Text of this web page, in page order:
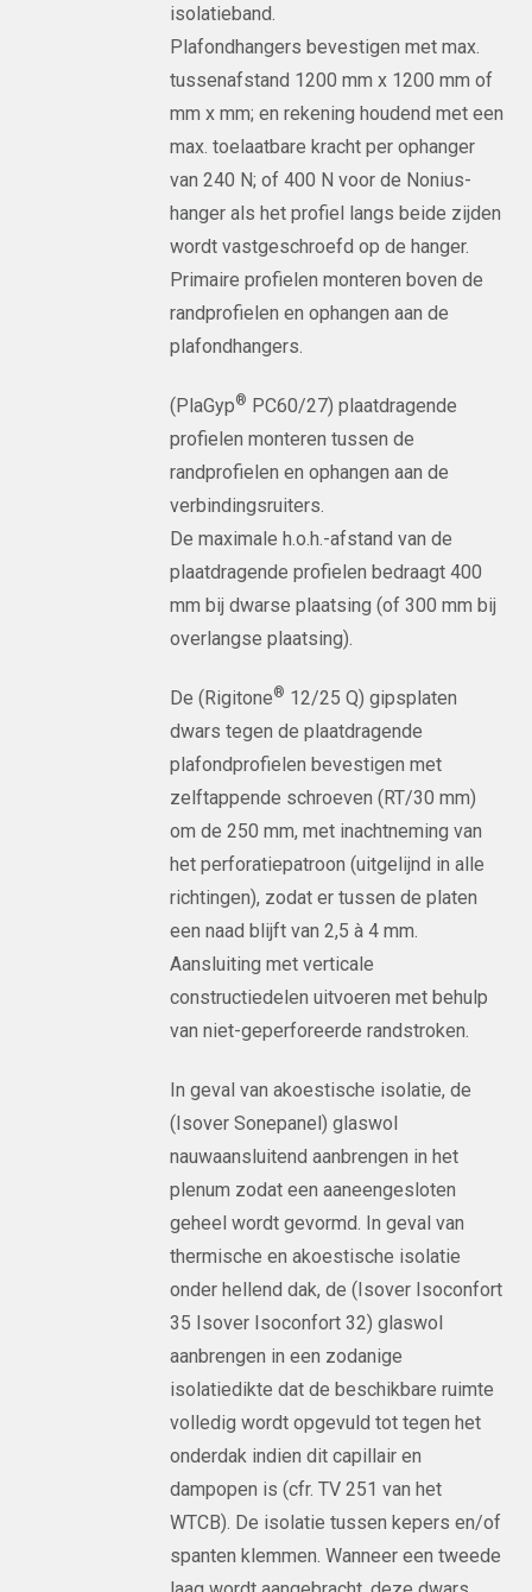
isolatieband.
Plafondhangers bevestigen met max.
tussenafstand 1200 mm x 1200 mm of
mm x mm; en rekening houdend met een
max. toelaatbare kracht per ophanger
van 240 N; of 400 N voor de Nonius-
hanger als het profiel langs beide zijden
wordt vastgeschroefd op de hanger.
Primaire profielen monteren boven de
randprofielen en ophangen aan de
plafondhangers.
(PlaGyp® PC60/27) plaatdragende
profielen monteren tussen de
randprofielen en ophangen aan de
verbindingsruiters.
De maximale h.o.h.-afstand van de
plaatdragende profielen bedraagt 400
mm bij dwarse plaatsing (of 300 mm bij
overlangse plaatsing).
De (Rigitone® 12/25 Q) gipsplaten
dwars tegen de plaatdragende
plafondprofielen bevestigen met
zelftappende schroeven (RT/30 mm)
om de 250 mm, met inachtneming van
het perforatiepatroon (uitgelijnd in alle
richtingen), zodat er tussen de platen
een naad blijft van 2,5 à 4 mm.
Aansluiting met verticale
constructiedelen uitvoeren met behulp
van niet-geperforeerde randstroken.
In geval van akoestische isolatie, de
(Isover Sonepanel) glaswol
nauwaansluitend aanbrengen in het
plenum zodat een aaneengesloten
geheel wordt gevormd. In geval van
thermische en akoestische isolatie
onder hellend dak, de (Isover Isoconfort
35 Isover Isoconfort 32) glaswol
aanbrengen in een zodanige
isolatiedikte dat de beschikbare ruimte
volledig wordt opgevuld tot tegen het
onderdak indien dit capillair en
dampopen is (cfr. TV 251 van het
WTCB). De isolatie tussen kepers en/of
spanten klemmen. Wanneer een tweede